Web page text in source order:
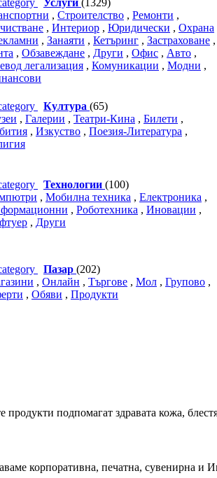
Услуги (1329)
, Строителство , Ремонти ,
, Интериор , Юридически , Охрана
, Занаяти , Кетъринг , Застраховане ,
, Обзавеждане , Други , Офис , Авто ,
легализация , Комуникации , Модни ,
Култура (65)
, Галерии , Театри-Кина , Билети ,
, Изкуство , Поезия-Литература ,
Технологии (100)
, Мобилна техника , Електроника ,
, Роботехника , Иновации ,
, Други
Пазар (202)
, Онлайн , Търгове , Мол , Групово ,
, Обяви , Продукти
подпомагат здравата кожа,
корпоративна, печатна, сувенирна и